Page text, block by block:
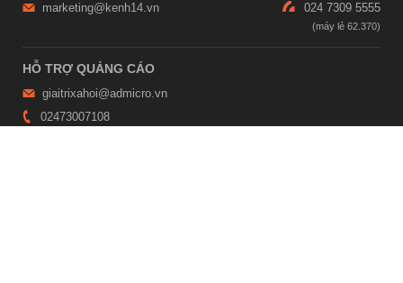
marketing@kenh14.vn 024 7309 5555
HỖ TRỢ QUẢNG CÁO
giaitrixahoi@admicro.vn
02473007108